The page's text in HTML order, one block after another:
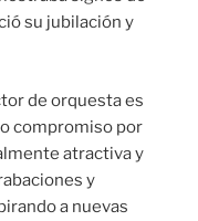
su jubilación y
de orquesta es
compromiso por
atractiva y
y
a nuevas